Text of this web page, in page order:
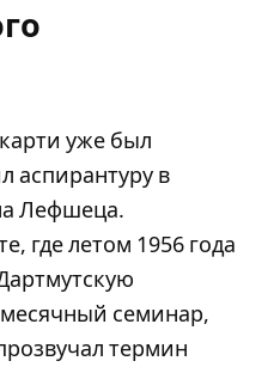
уже был
аспирантуру в
Лефшеца.
где летом 1956 года
семинар,
термин